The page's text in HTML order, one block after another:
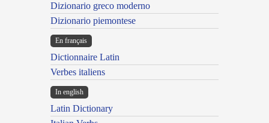
Dizionario greco moderno
Dizionario piemontese
En français
Dictionnaire Latin
Verbes italiens
In english
Latin Dictionary